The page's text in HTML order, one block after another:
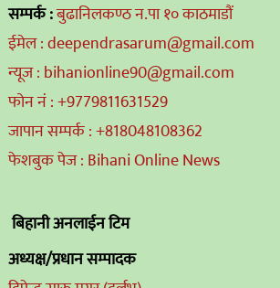
सम्पर्क :बुढानिलकण्ठ न.पा १० काठमाडौं
ईमेल : deependrasarum@gmail.com
न्यूज : bihanionline90@gmail.com
फोन नं : +9779811631529
जापान सम्पर्क : +818048108362
फेशबुक पेज : Bihani Online News
बिहानी अनलाईन टिम
अध्यक्ष/प्रधान सम्पादक